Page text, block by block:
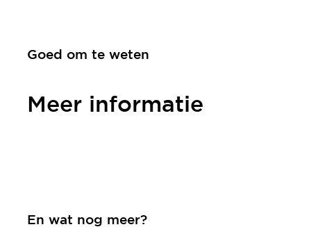
Goed om te weten
Meer informatie
En wat nog meer?